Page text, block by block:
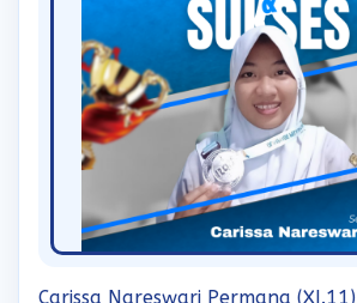
Carissa Nareswari Permana (XI.11)